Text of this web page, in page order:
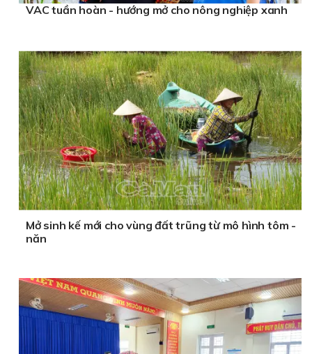
VAC tuần hoàn - hướng mở cho nông nghiệp xanh
Mở sinh kế mới cho vùng đất trũng từ mô hình tôm -
năn